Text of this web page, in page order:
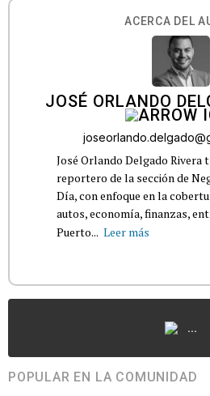
ACERCA DEL
JOSÉ ORLANDO
José Orlando Delgado Rivera
reportero de la sección de
Día, con enfoque en la
autos, economía, finanzas,
Puerto... Leer más
...
POPULAR EN LA COMUNIDAD